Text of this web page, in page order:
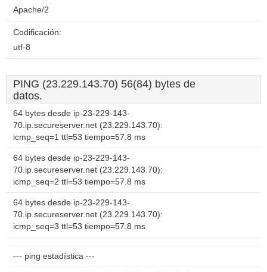
Apache/2
Codificación:
utf-8
PING (23.229.143.70) 56(84) bytes de
datos.
64 bytes desde ip-23-229-143-
70.ip.secureserver.net (23.229.143.70):
icmp_seq=1 ttl=53 tiempo=57.8 ms
64 bytes desde ip-23-229-143-
70.ip.secureserver.net (23.229.143.70):
icmp_seq=2 ttl=53 tiempo=57.8 ms
64 bytes desde ip-23-229-143-
70.ip.secureserver.net (23.229.143.70):
icmp_seq=3 ttl=53 tiempo=57.8 ms
--- ping estadística ---